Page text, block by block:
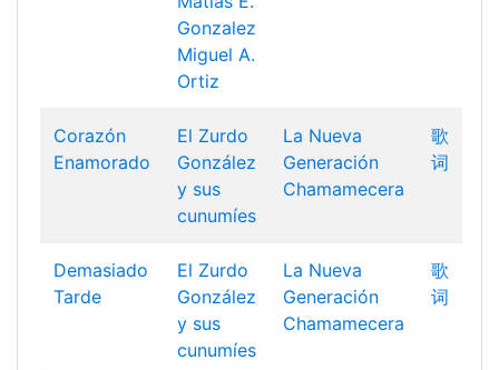
Gonzalez
Miguel A.
Ortiz
Corazón
Enamorado
El Zurdo
González
y sus
cunumíes
La Nueva
Generación
Chamamecera
歌
词
Demasiado
Tarde
El Zurdo
González
y sus
cunumíes
La Nueva
Generación
Chamamecera
歌
词